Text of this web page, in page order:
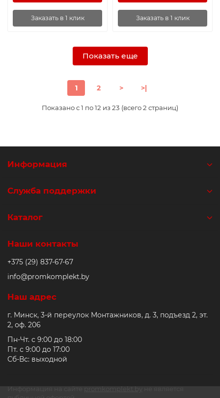
Заказать в 1 клик Заказать в 1 клик
Показать еще
1 2 > >|
Показано с 1 по 12 из 23 (всего 2 страниц)
Информация
Служба поддержки
Каталог
Наши контакты
+375 (29) 837-67-67
info@promkomplekt.by
Наш адрес
г. Минск, 3-й переулок Монтажников, д. 3, подъезд 2, эт.
2, оф. 206
Пн-Чт. с 9:00 до 18:00
Пт. с 9:00 до 17:00
Сб-Вс: выходной
Информация на сайте promkomplekt.by не является